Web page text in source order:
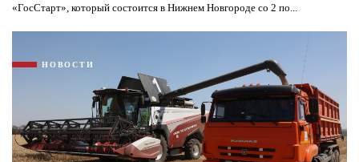
«ГосСтарт», который состоится в Нижнем Новгороде со 2 по...
НОВОСТИ
защиты информации*